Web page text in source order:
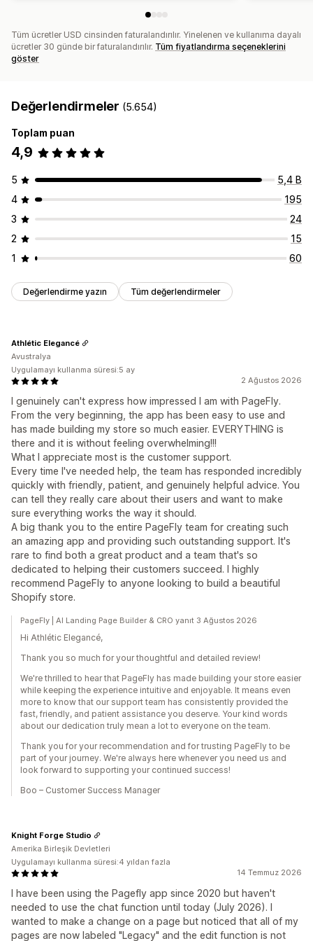
Tüm ücretler USD cinsinden faturalandırılır. Yinelenen ve kullanıma dayalı
ücretler 30 günde bir faturalandırılır. Tüm fiyatlandırma seçeneklerini
göster
Değerlendirmeler (5.654)
Toplam puan
4,9
5
5,4 B
4
195
3
24
2
15
1
60
Değerlendirme yazın Tüm değerlendirmeler
2 Ağustos 2026
I genuinely can't express how impressed I am with PageFly.
From the very beginning, the app has been easy to use and
has made building my store so much easier. EVERYTHING is
there and it is without feeling overwhelming!!!
What I appreciate most is the customer support.
Every time I've needed help, the team has responded incredibly
quickly with friendly, patient, and genuinely helpful advice. You
can tell they really care about their users and want to make
sure everything works the way it should.
A big thank you to the entire PageFly team for creating such
an amazing app and providing such outstanding support. It's
rare to find both a great product and a team that's so
dedicated to helping their customers succeed. I highly
recommend PageFly to anyone looking to build a beautiful
Shopify store.
Athlétic Elegancé
Avustralya
Uygulamayı kullanma süresi:5 ay
PageFly | AI Landing Page Builder & CRO yanıt 3 Ağustos 2026
Hi Athlétic Elegancé,
Thank you so much for your thoughtful and detailed review!
We're thrilled to hear that PageFly has made building your store easier
while keeping the experience intuitive and enjoyable. It means even
more to know that our support team has consistently provided the
fast, friendly, and patient assistance you deserve. Your kind words
about our dedication truly mean a lot to everyone on the team.
Thank you for your recommendation and for trusting PageFly to be
part of your journey. We're always here whenever you need us and
look forward to supporting your continued success!
Boo – Customer Success Manager
14 Temmuz 2026
I have been using the Pagefly app since 2020 but haven't
needed to use the chat function until today (July 2026). I
wanted to make a change on a page but noticed that all of my
pages are now labeled "Legacy" and the edit function is not
Knight Forge Studio
Amerika Birleşik Devletleri
Uygulamayı kullanma süresi:4 yıldan fazla